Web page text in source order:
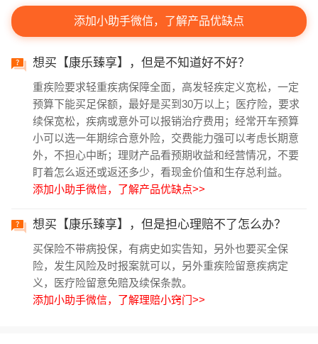
添加小助手微信，了解产品优缺点
想买【康乐臻享】，但是不知道好不好？
重疾险要求轻重疾病保障全面，高发轻疾定义宽松，一定
预算下能买足保额，最好是买到30万以上；医疗险，要求
续保宽松，疾病或意外可以报销治疗费用；经常开车预算
小可以选一年期综合意外险，交费能力强可以考虑长期意
外，不担心中断；理财产品看预期收益和经营情况，不要
盯着怎么返还或返还多少，看现金价值和生存总利益。
添加小助手微信，了解产品优缺点>>
想买【康乐臻享】，但是担心理赔不了怎么办？
买保险不带病投保，有病史如实告知，另外也要买全保
险，发生风险及时报案就可以，另外重疾险留意疾病定
义，医疗险留意免赔及续保条款。
添加小助手微信，了解理赔小窍门>>